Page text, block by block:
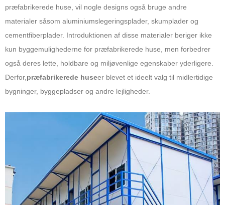
præfabrikerede huse, vil nogle designs også bruge andre
materialer såsom aluminiumslegeringsplader, skumplader og
cementfiberplader. Introduktionen af ​​disse materialer beriger ikke
kun byggemulighederne for præfabrikerede huse, men forbedrer
også deres lette, holdbare og miljøvenlige egenskaber yderligere.
Derfor,præfabrikerede huseer blevet et ideelt valg til midlertidige
bygninger, byggepladser og andre lejligheder.